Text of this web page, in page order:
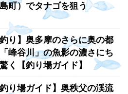
町）でタナゴを狙う
り】奥多摩のさらに奥の都
峰谷川」の魚影の濃さにち
く【釣り場ガイド】
釣り場ガイド】奥秩父の渓流